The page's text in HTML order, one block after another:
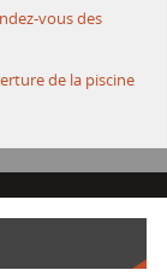
vous des
de la piscine